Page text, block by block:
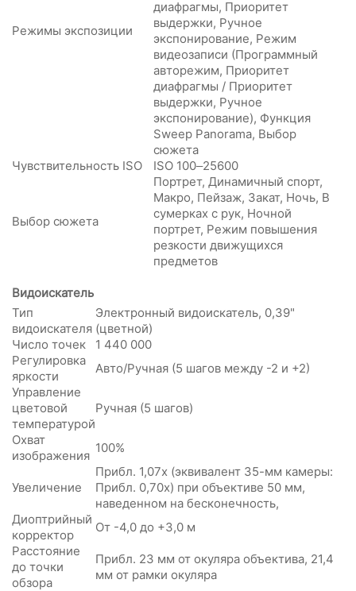
Режимы экспозиции
диафрагмы, Приоритет
выдержки, Ручное
экспонирование, Режим
видеозаписи (Программный
авторежим, Приоритет
диафрагмы / Приоритет
выдержки, Ручное
экспонирование), Функция
Sweep Panorama, Выбор
сюжета
Чувствительность ISO
ISO 100–25600
Выбор сюжета
Портрет, Динамичный спорт,
Макро, Пейзаж, Закат, Ночь, В
сумерках с рук, Ночной
портрет, Режим повышения
резкости движущихся
предметов
Видоискатель
Тип
видоискателя
Электронный видоискатель, 0,39"
(цветной)
Число точек
1 440 000
Регулировка
яркости
Авто/Ручная (5 шагов между -2 и +2)
Управление
цветовой
температурой
Ручная (5 шагов)
Охват
изображения
100%
Увеличение
Прибл. 1,07x (эквивалент 35-мм камеры:
Прибл. 0,70x) при объективе 50 мм,
наведенном на бесконечность,
Диоптрийный
корректор
От -4,0 до +3,0 м
Расстояние
до точки
обзора
Прибл. 23 мм от окуляра объектива, 21,4
мм от рамки окуляра